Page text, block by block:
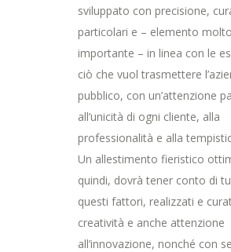
sviluppato con precisione,
particolari e – elemento molto
importante – in linea con le
ciò che vuol trasmettere
pubblico, con un’attenzione
all’unicità di ogni cliente, alla
professionalità e alla
Un allestimento fieristico
quindi, dovrà tener conto di
questi fattori, realizzati e
creatività e anche attenzione
all’innovazione, nonché con